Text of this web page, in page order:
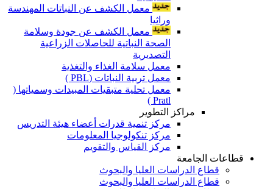
معمل الكشف عن النباتات المهندسة
وراثيا
معمل الكشف عن جودة وسلامة
الصحة النباتية للحاصلات الزراعية
التصديرية
معمل سلامة الغذاء والتغذية
معمل تربية النباتات (PBL )
معمل تحلية متبقيات المبيدات وسمياتها (
Pratl )
مراكز التطوير
مركز تنمية قدرات أعضاء هيئة التدريس
مركز تنكولوجيا المعلومات
مركز القياس والتقويم
قطاعات الجامعة
قطاع الدراسات العليا والبحوث
قطاع الدراسات العليا والبحوث